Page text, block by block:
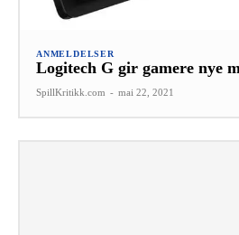
ANMELDELSER
Logitech G gir gamere nye
SpillKritikk.com - mai 22, 2021